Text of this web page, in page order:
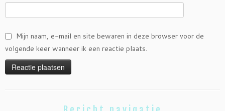
Mijn naam, e-mail en site bewaren in deze browser voor de
volgende keer wanneer ik een reactie plaats.